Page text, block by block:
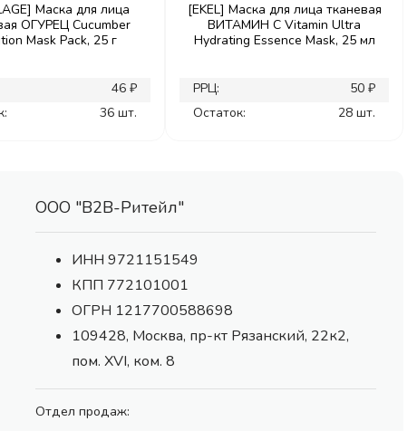
Маска для лица
ОГУРЕЦ Cucumber
Mask Pack, 25 г
46 ₽
36 шт.
[EKEL] Маска для лица тканевая
ВИТАМИН С Vitamin Ultra
Hydrating Essence Mask, 25 мл
РРЦ:
50 ₽
Остаток:
28 шт.
ООО "В2В-Ритейл"
ИНН 9721151549
КПП 772101001
ОГРН 1217700588698
109428, Москва, пр-кт Рязанский, 22к2,
пом. XVI, ком. 8
Отдел продаж: